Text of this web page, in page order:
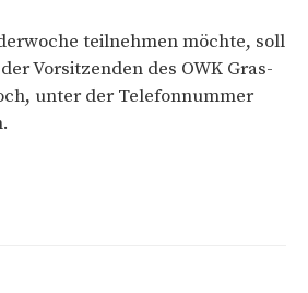
teilnehmen möchte, soll
Vorsitzenden des OWK Gras-
unter der Telefonnummer